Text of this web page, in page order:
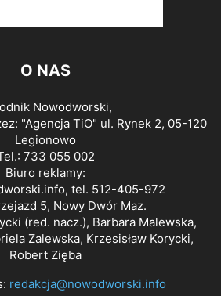
O NAS
Nowodworski,
"Agencja TiO" ul. Rynek 2, 05-120
Legionowo
733 055 002
Biuro reklamy:
, tel. 512-405-972
5, Nowy Dwór Maz.
(red. nacz.), Barbara Malewska,
Zalewska, Krzesisław Korycki,
Robert Zięba
redakcja@nowodworski.info